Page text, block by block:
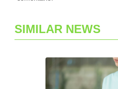
SIMILAR NEWS